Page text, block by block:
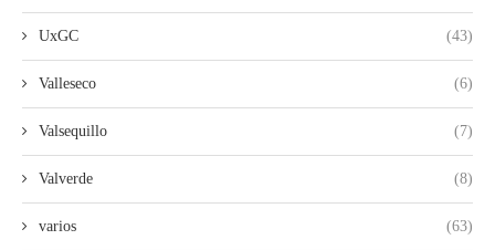
UxGC (43)
Valleseco (6)
Valsequillo (7)
Valverde (8)
varios (63)